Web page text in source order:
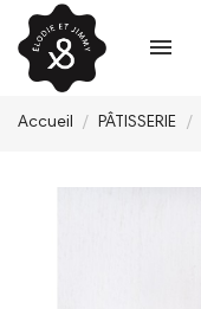
Accueil PÂTISSERIE